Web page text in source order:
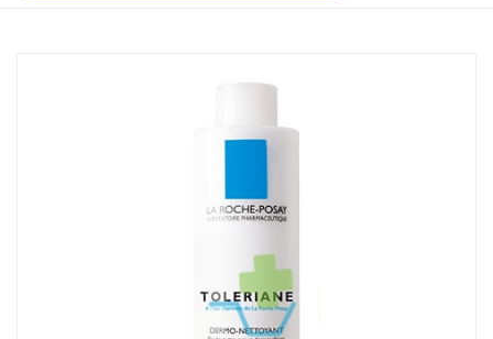
La Roche Posay Linea Toleriane Dermo Detergente Struccante